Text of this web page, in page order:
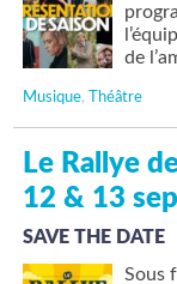
de
Musique, Théâtre
Le Rallye
12 & 13
SAVE THE DATE
Sous